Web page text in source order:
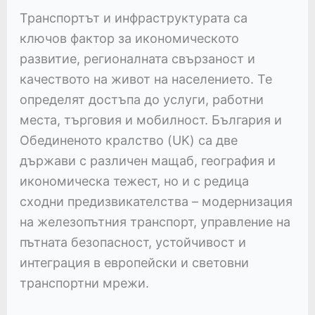
Транспортът и инфраструктурата са
ключов фактор за икономическото
развитие, регионалната свързаност и
качеството на живот на населението. Те
определят достъпа до услуги, работни
места, търговия и мобилност. България и
Обединеното кралство (UK) са две
държави с различен мащаб, география и
икономическа тежест, но и с редица
сходни предизвикателства – модернизация
на железопътния транспорт, управление на
пътната безопасност, устойчивост и
интеграция в европейски и световни
транспортни мрежи.